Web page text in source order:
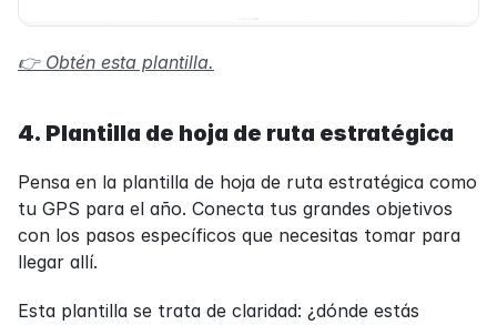
👉 Obtén esta plantilla.
4. Plantilla de hoja de ruta estratégica
Pensa en la plantilla de hoja de ruta estratégica como
tu GPS para el año. Conecta tus grandes objetivos
con los pasos específicos que necesitas tomar para
llegar allí.
Esta plantilla se trata de claridad: ¿dónde estás